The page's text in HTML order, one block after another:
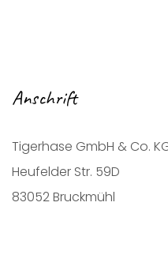
Anschrift
Tigerhase GmbH & Co.
Heufelder Str. 59D
83052 Bruckmühl